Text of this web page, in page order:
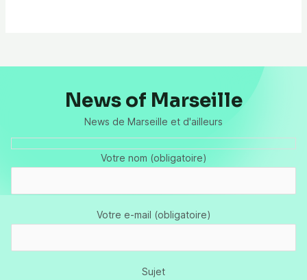
News of Marseille
News de Marseille et d'ailleurs
Votre nom (obligatoire)
Votre e-mail (obligatoire)
Sujet